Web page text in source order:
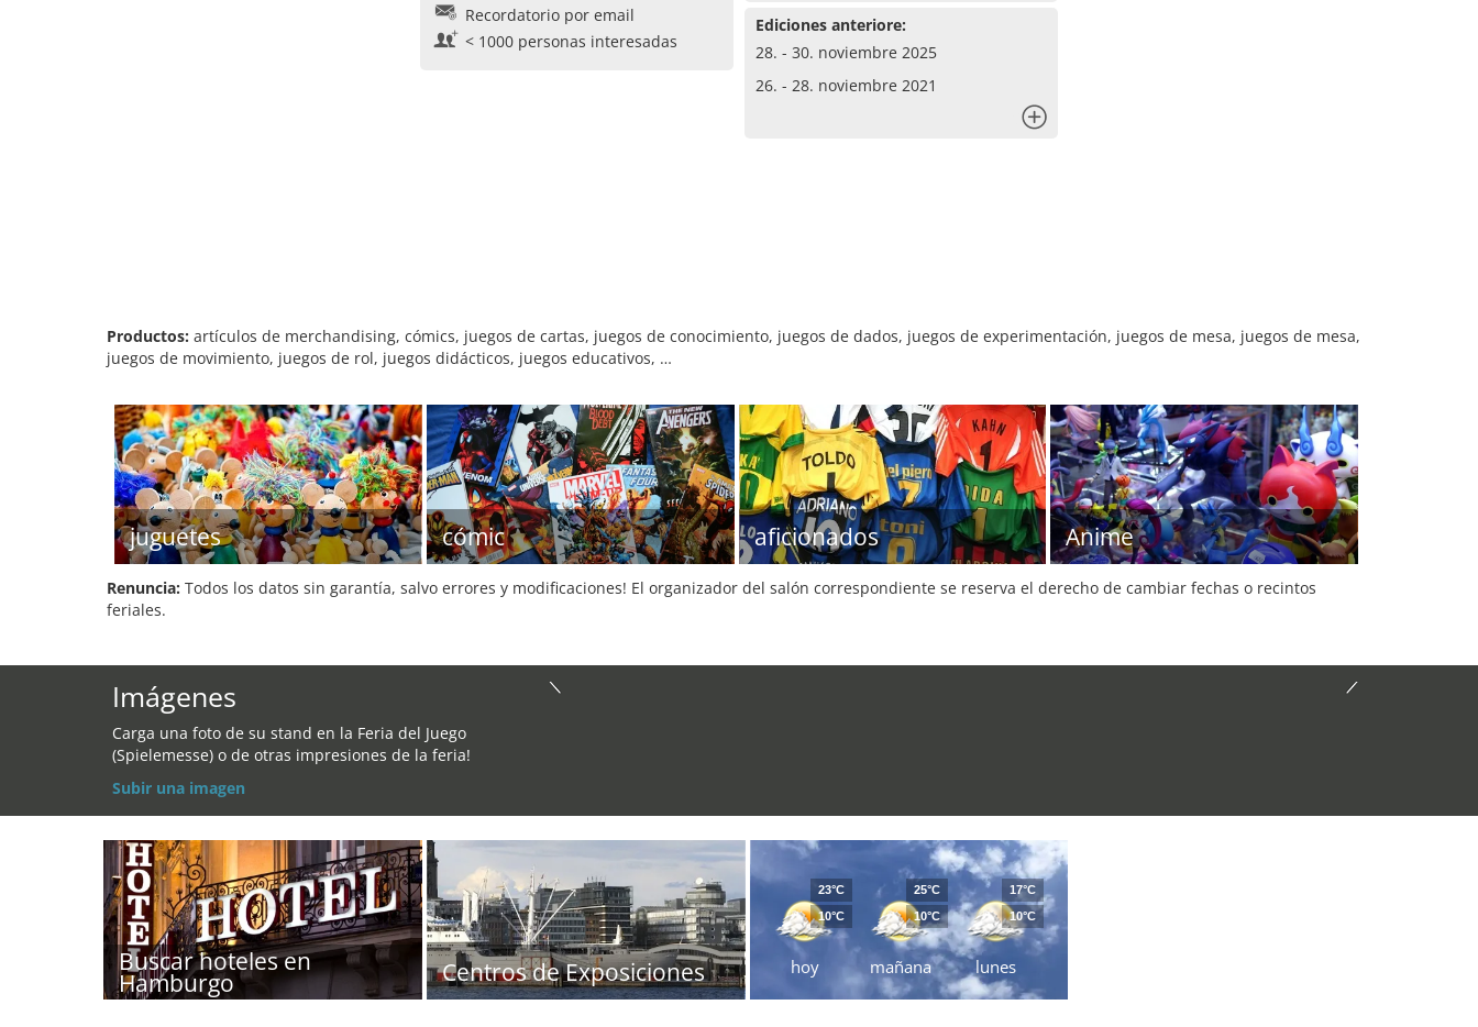
Recordatorio por email
< 1000 personas interesadas
Ediciones anteriore:
28. - 30. noviembre 2025
26. - 28. noviembre 2021
Productos: artículos de merchandising, cómics, juegos de cartas, juegos de conocimiento, juegos de dados, juegos de experimentación, juegos de mesa, juegos de mesa,
juegos de movimiento, juegos de rol, juegos didácticos, juegos educativos, …
juguetes cómic aficionados Anime
Renuncia: Todos los datos sin garantía, salvo errores y modificaciones! El organizador del salón correspondiente se reserva el derecho de cambiar fechas o recintos
feriales.
Imágenes
Carga una foto de su stand en la Feria del Juego
(Spielemesse) o de otras impresiones de la feria!
Subir una imagen
Buscar hoteles en
Hamburgo Centros de Exposiciones hoy
23°C
10°C
mañana
25°C
10°C
lunes
17°C
10°C